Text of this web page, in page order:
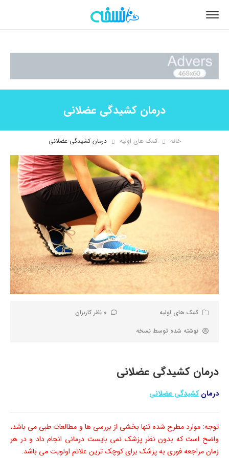
درمان کشیدگی عضلانی
خانه کمک های اولیه درمان کشیدگی عضلانی
کمک های اولیه
0 نظر کاربران
نوشته شده توسط نسخه
درمان کشیدگی عضلانی
درمانکشیدگی عضلانی
توجه: موارد مطرح شده تنها بخشی از بررسی ها و مطالعات طبی می باشد،
واضح است که بدون نظر پزشک نمی بایست درمانی انجام داد و در هر
زمان مراجعه فوری به پزشک برای کوچک ترین علائم اولویت می باشد.